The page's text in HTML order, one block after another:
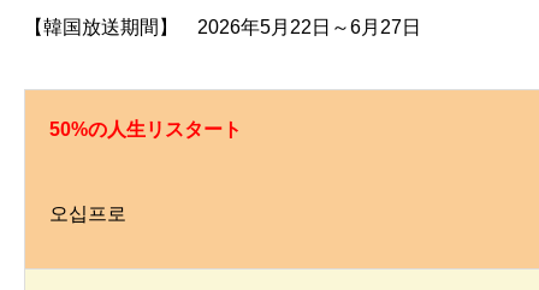
【韓国放送期間】 2026年5月22日～6月27日
50%の人生リスタート
오십프로